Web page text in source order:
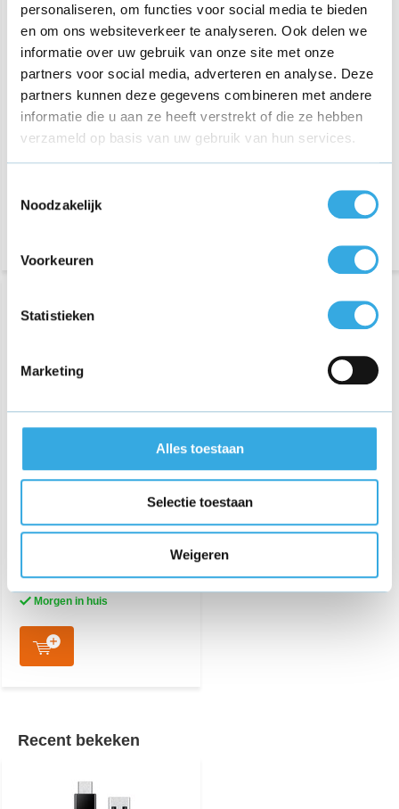
personaliseren, om functies voor social media te bieden
en om ons websiteverkeer te analyseren. Ook delen we
informatie over uw gebruik van onze site met onze
partners voor social media, adverteren en analyse. Deze
partners kunnen deze gegevens combineren met andere
informatie die u aan ze heeft verstrekt of die ze hebben
verzameld op basis van uw gebruik van hun services.
Noodzakelijk
Voorkeuren
Statistieken
Marketing
Alles toestaan
Selectie toestaan
Weigeren
Originele USB snellader 9V
Zwart
€ 12,95
71 reviews
Aansluiting: USB-A
Originele USB snellader 9V
Wit
€ 12,95
64 reviews
Aansluiting:USB-A
83 reviews
Lengte:1 Meter
Morgen in huis
Recent bekeken